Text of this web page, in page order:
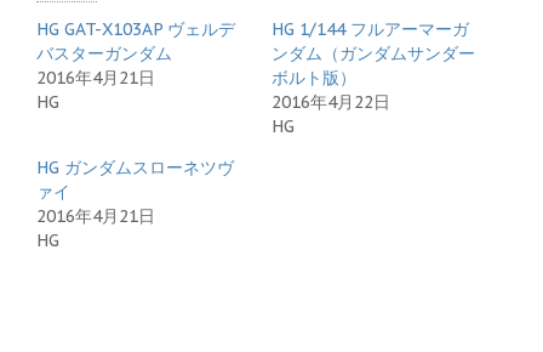
HG GAT-X103AP ヴェルデ
バスターガンダム
2016年4月21日
HG
HG 1/144 フルアーマーガ
ンダム（ガンダムサンダー
ボルト版）
2016年4月22日
HG
HG ガンダムスローネツヴ
ァイ
2016年4月21日
HG